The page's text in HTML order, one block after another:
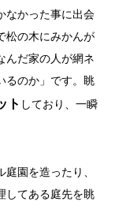
なかった事に出会
松の木にみかんが
んだ家の人が網ネ
るのか」です。眺
ト しており、一瞬
園を造ったり、
してある庭先を眺